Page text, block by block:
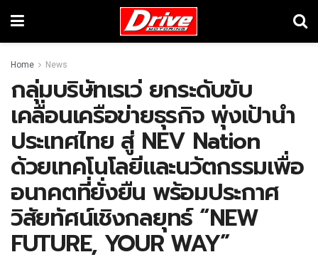
Home News
กลุ่มบริษัทเรเว่ ยกระดับขับ
เคลื่อนเครือข่ายธุรกิจ พุ่งเป้านำ
ประเทศไทย สู่ NEV Nation
ด้วยเทคโนโลยีและนวัตกรรมเพื่อ
อนาคตที่ยั่งยืน พร้อมประกาศ
วิสัยทัศน์เชิงกลยุทธ์ “NEW
FUTURE, YOUR WAY”